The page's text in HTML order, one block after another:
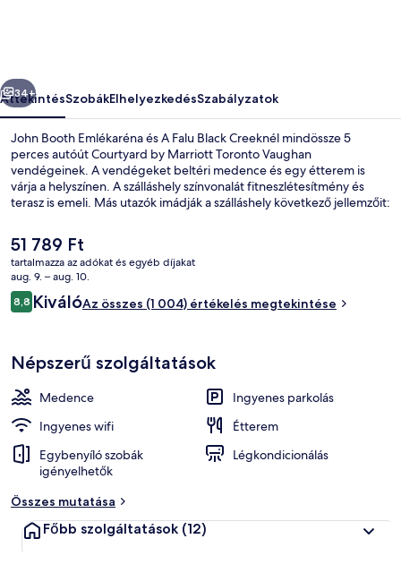
Következő
34+
ÁttekintésSzobákElhelyezkedésSzabályzatok
John Booth Emlékaréna és A Falu Black Creeknél mindössze 5
perces autóút Courtyard by Marriott Toronto Vaughan
vendégeinek. A vendégeket beltéri medence és egy étterem is
várja a helyszínen. A szálláshely színvonalát fitneszlétesítmény és
terasz is emeli. Más utazók imádják a szálláshely következő jellemzőit:
A
jelenlegi
ár
51 789 Ft
51 789 Ft
tartalmazza az adókat és egyéb díjakat
aug. 9. – aug. 10.
Értékelések
8,88,8 ennyiből: 10
KiválóAz összes (1 004) értékelés megtekintése
Népszerű szolgáltatások
Medence
Ingyenes parkolás
Ingyenes wifi
Étterem
Egybenyíló szobák
igényelhetők
Légkondicionálás
Összes mutatása
Főbb szolgáltatások (12)